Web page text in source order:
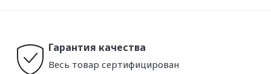
Гарантия качества
Весь товар сертифицирован